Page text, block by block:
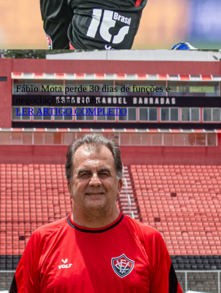
Fábio Mota perde 30 dias de funções e
negociações no clube.
LER ARTIGO COMPLETO